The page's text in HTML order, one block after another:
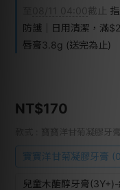
08/11 04:00截止
防護｜日用清潔，滿
唇膏3.8g (送完為止)
NT$170
: 寶寶洋甘菊凝膠牙
寶寶洋甘菊凝膠牙膏
兒童木醣醇牙膏